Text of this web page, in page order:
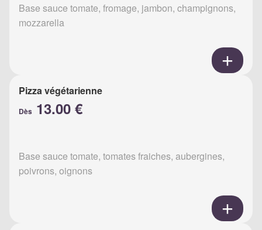
Base sauce tomate, fromage, jambon, champignons,
mozzarella
Pizza végétarienne
Dès 13.00 €
Base sauce tomate, tomates fraiches, aubergines,
poivrons, oignons